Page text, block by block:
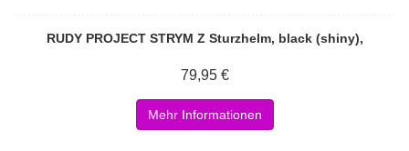
RUDY PROJECT STRYM Z Sturzhelm, black (shiny),
79,95 €
Mehr Informationen